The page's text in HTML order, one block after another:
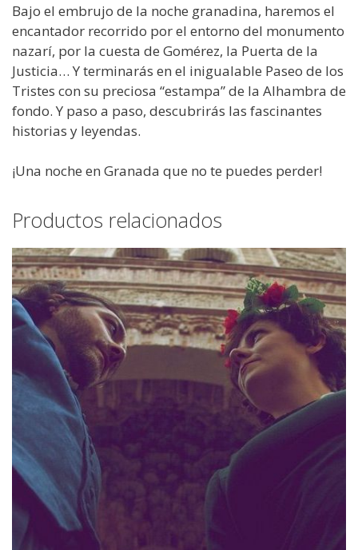
Bajo el embrujo de la noche granadina, haremos el
encantador recorrido por el entorno del monumento
nazarí, por la cuesta de Gomérez, la Puerta de la
Justicia… Y terminarás en el inigualable Paseo de los
Tristes con su preciosa “estampa” de la Alhambra de
fondo. Y paso a paso, descubrirás las fascinantes
historias y leyendas.
¡Una noche en Granada que no te puedes perder!
Productos relacionados